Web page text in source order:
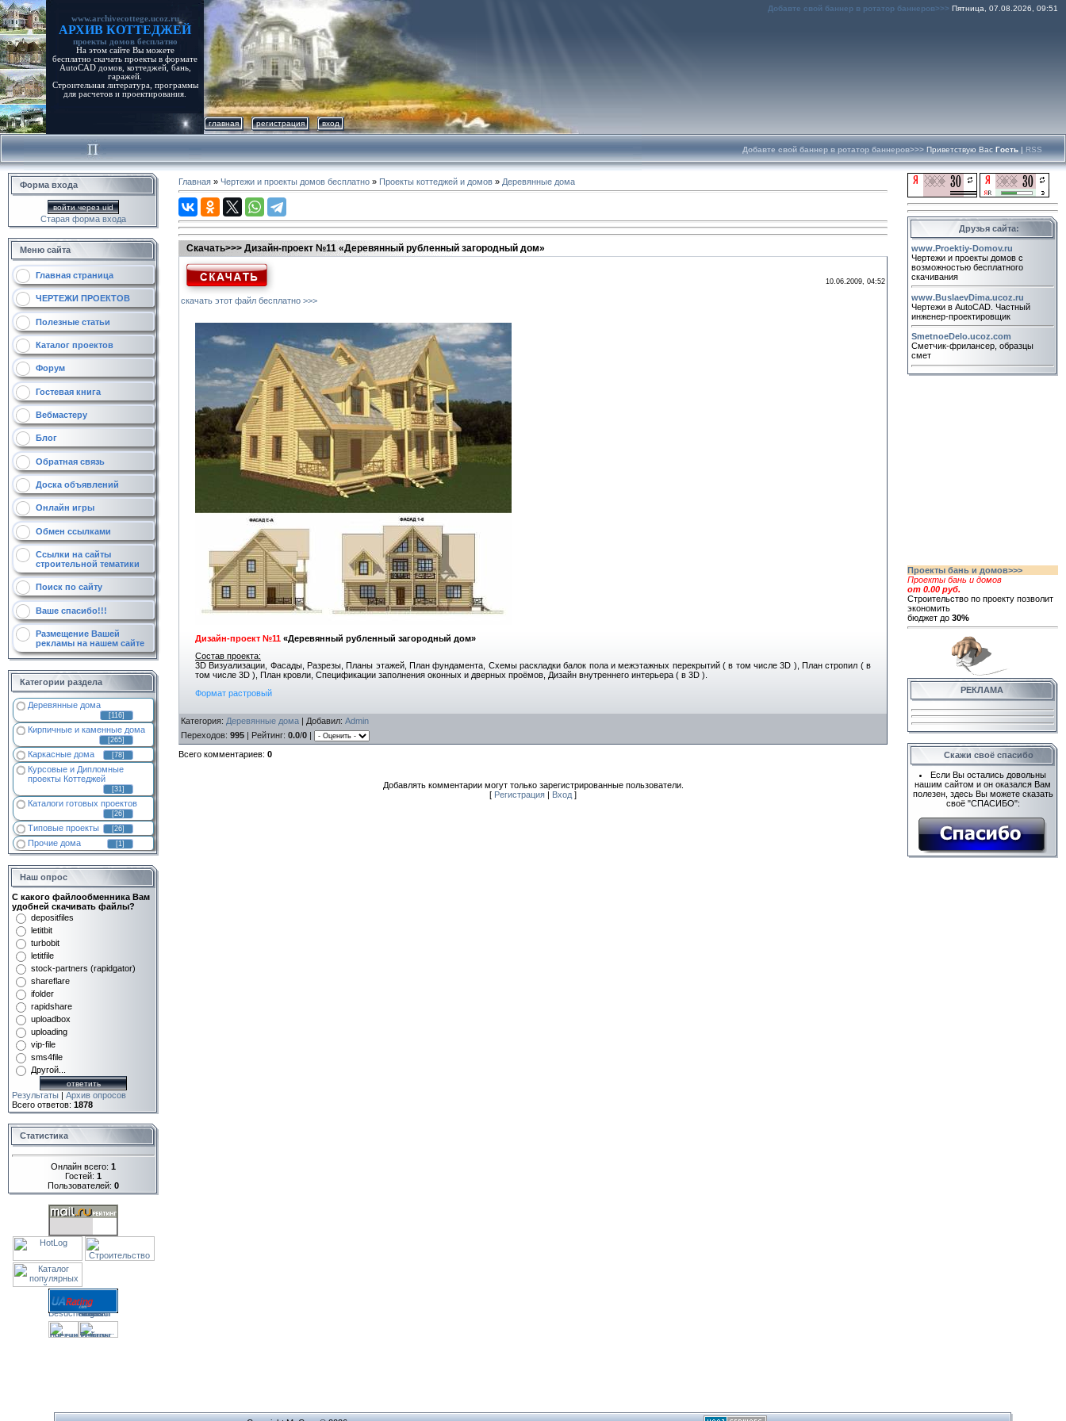
www.archivecottege.ucoz.ru
АРХИВ КОТТЕДЖЕЙ
проекты домов бесплатно
На этом сайте Вы можете
бесплатно скачать проекты в формате
AutoCAD домов, коттеджей, бань,
гаражей.
Строительная литература, программы
для расчетов и проектирования.
Добавте свой баннер в ротатор баннеров>>> Пятница, 07.08.2026, 09:51
главная регистрация вход
Добавте свой баннер в ротатор баннеров>>> Приветствую Вас Гость | RSS
Форма входа
войти через uid
Старая форма входа
Меню сайта
Главная страница
ЧЕРТЕЖИ ПРОЕКТОВ
Полезные статьи
Каталог проектов
Форум
Гостевая книга
Вебмастеру
Блог
Обратная связь
Доска объявлений
Онлайн игры
Обмен ссылками
Ссылки на сайты
строительной тематики
Поиск по сайту
Ваше спасибо!!!
Размещение Вашей
рекламы на нашем сайте
Категории раздела
Деревянные дома
[116]
Кирпичные и каменные дома
[265]
Каркасные дома [78]
Курсовые и Дипломные
проекты Коттеджей
[31]
Каталоги готовых проектов
[26]
Типовые проекты [26]
Прочие дома [1]
Наш опрос
С какого файлообменника Вам
удобней скачивать файлы?
depositfiles
letitbit
turbobit
letitfile
stock-partners (rapidgator)
shareflare
ifolder
rapidshare
uploadbox
uploading
vip-file
sms4file
Другой...
Результаты | Архив опросов
Всего ответов: 1878
Статистика
Онлайн всего: 1
Гостей: 1
Пользователей: 0
Главная » Чертежи и проекты домов бесплатно » Проекты коттеджей и домов » Деревянные дома
Скачать>>> Дизайн-проект №11 «Деревянный рубленный загородный дом»
скачать этот файл бесплатно >>>
10.06.2009, 04:52
Дизайн-проект №11 «Деревянный рубленный загородный дом»
Состав проекта:
3D Визуализации, Фасады, Разрезы, Планы этажей, План фундамента, Схемы раскладки балок пола и межэтажных перекрытий ( в том числе 3D ), План стропил ( в
том числе 3D ), План кровли, Спецификации заполнения оконных и дверных проёмов, Дизайн внутреннего интерьера ( в 3D ).
Формат растровый
Категория: Деревянные дома | Добавил: Admin
Переходов: 995 | Рейтинг: 0.0/0 |
Всего комментариев: 0
Добавлять комментарии могут только зарегистрированные пользователи.
[ Регистрация | Вход ]
Друзья сайта:
www.Proektiy-Domov.ru
Чертежи и проекты домов с
возможностью бесплатного
скачивания
www.BuslaevDima.ucoz.ru
Чертежи в AutoCAD. Частный
инженер-проектировщик
SmetnoeDelo.ucoz.com
Сметчик-фрилансер, образцы
смет
Проекты бань и домов>>>
Проекты бань и домов
от 0.00 руб.
Строительство по проекту позволит
экономить
бюджет до 30%
РЕКЛАМА
Скажи своё спасибо
Если Вы остались довольны
нашим сайтом и он оказался Вам
полезен, здесь Вы можете сказать
своё "СПАСИБО":